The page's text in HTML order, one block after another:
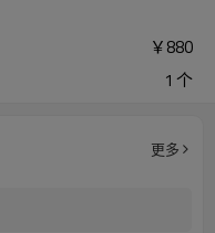
￥880
1 个
更多